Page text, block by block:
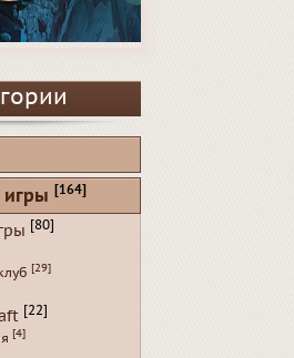
[164]
[80]
[29]
[22]
[4]